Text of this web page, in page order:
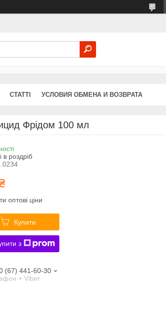
СТАТТІ УСЛОВИЯ ОБМЕНА И ВОЗВРАТА
Фрідом 100 мл
в роздріб
оптові ціни
Купити
з
(67) 441-60-30
+ Viber